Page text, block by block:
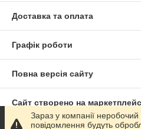
Доставка та оплата
Графік роботи
Повна версія сайту
Сайт створено на
Зараз у компанії
повідомлення будуть